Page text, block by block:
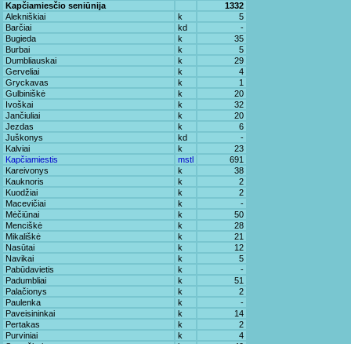
Kapčiamiesčio seniūnija
1332
Alekniškiai
k
5
Barčiai
kd
-
Bugieda
k
35
Burbai
k
5
Dumbliauskai
k
29
Gerveliai
k
4
Gryckavas
k
1
Gulbiniškė
k
20
Ivoškai
k
32
Jančiuliai
k
20
Jezdas
k
6
Juškonys
kd
-
Kalviai
k
23
Kapčiamiestis
mstl
691
Kareivonys
k
38
Kauknoris
k
2
Kuodžiai
k
2
Macevičiai
k
-
Mėčiūnai
k
50
Menciškė
k
28
Mikališkė
k
21
Nasūtai
k
12
Navikai
k
5
Pabūdavietis
k
-
Padumbliai
k
51
Palačionys
k
2
Paulenka
k
-
Paveisininkai
k
14
Pertakas
k
2
Purviniai
k
4